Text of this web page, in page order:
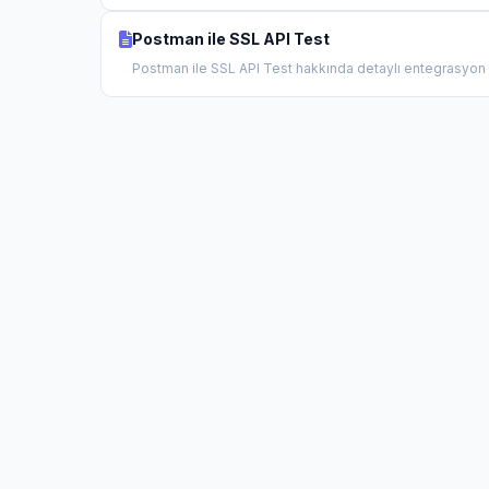
Postman ile SSL API Test
Postman ile SSL API Test hakkında detaylı entegrasyon